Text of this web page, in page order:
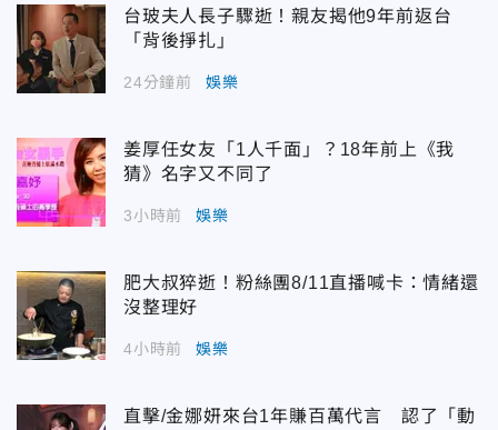
台玻夫人長子驟逝！親友揭他9年前返台
「背後掙扎」
24分鐘前 娛樂
姜厚任女友「1人千面」？18年前上《我
猜》名字又不同了
3小時前 娛樂
肥大叔猝逝！粉絲團8/11直播喊卡：情緒還
沒整理好
4小時前 娛樂
直擊/金娜妍來台1年賺百萬代言 認了「動